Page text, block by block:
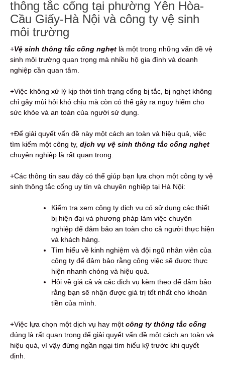
thông tắc cống tại phường Yên Hòa-
Cầu Giấy-Hà Nội và công ty vệ sinh
môi trường
+Vệ sinh thông tắc cống nghẹt là một trong những vấn đề vệ
sinh môi trường quan trọng mà nhiều hộ gia đình và doanh
nghiệp cần quan tâm.
+Việc không xử lý kịp thời tình trạng cống bị tắc, bị nghẹt không
chỉ gây mùi hôi khó chịu mà còn có thể gây ra nguy hiểm cho
sức khỏe và an toàn của người sử dụng.
+Để giải quyết vấn đề này một cách an toàn và hiệu quả, việc
tìm kiếm một công ty, dịch vụ vệ sinh thông tắc cống nghẹt
chuyên nghiệp là rất quan trọng.
+Các thông tin sau đây có thể giúp bạn lựa chọn một công ty vệ
sinh thông tắc cống uy tín và chuyên nghiệp tại Hà Nội:
Kiểm tra xem công ty dịch vụ có sử dụng các thiết
bị hiện đại và phương pháp làm việc chuyên
nghiệp để đảm bảo an toàn cho cả người thực hiện
và khách hàng.
Tìm hiểu về kinh nghiệm và đội ngũ nhân viên của
công ty để đảm bảo rằng công việc sẽ được thực
hiện nhanh chóng và hiệu quả.
Hỏi về giá cả và các dịch vụ kèm theo để đảm bảo
rằng bạn sẽ nhận được giá trị tốt nhất cho khoản
tiền của mình.
+Việc lựa chọn một dịch vụ hay một công ty thông tắc cống
đúng là rất quan trọng để giải quyết vấn đề một cách an toàn và
hiệu quả, vì vậy đừng ngần ngại tìm hiểu kỹ trước khi quyết
định.